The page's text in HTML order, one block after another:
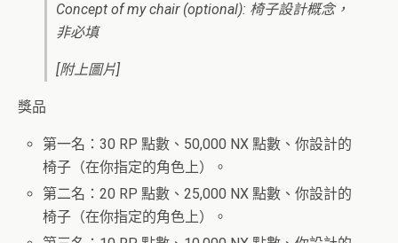
Concept of my chair (optional): 椅子設計概念，
非必填
[附上圖片]
獎品
第一名：30 RP 點數、50,000 NX 點數、你設計的
椅子（在你指定的角色上）。
第二名：20 RP 點數、25,000 NX 點數、你設計的
椅子（在你指定的角色上）。